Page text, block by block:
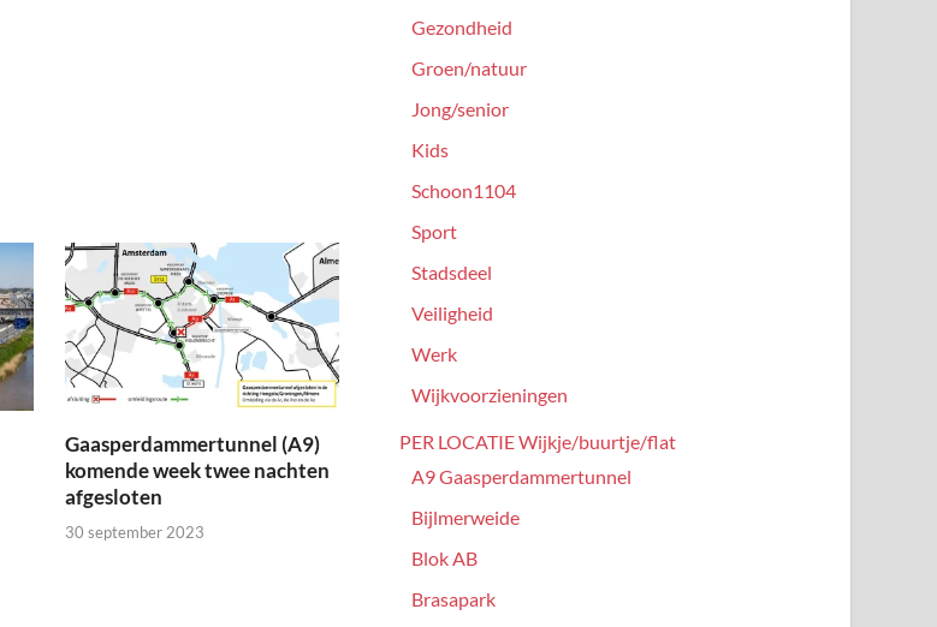
Gaasperdammertunnel (A9)
komende week twee nachten
afgesloten
30 september 2023
Gezondheid
Groen/natuur
Jong/senior
Kids
Schoon1104
Sport
Stadsdeel
Veiligheid
Werk
Wijkvoorzieningen
PER LOCATIE Wijkje/buurtje/flat
A9 Gaasperdammertunnel
Bijlmerweide
Blok AB
Brasapark